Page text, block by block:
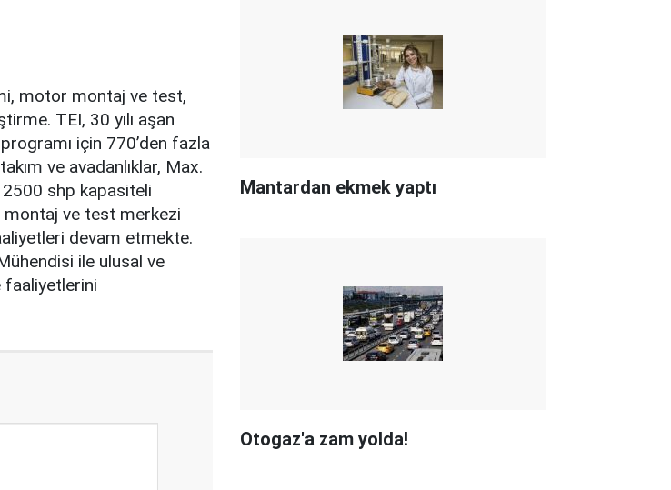
motor montaj ve test,
TEI, 30 yılı aşan
için 770’den fazla
ve avadanlıklar, Max.
shp kapasiteli
ve test merkezi
devam etmekte.
ile ulusal ve
faaliyetlerini
Mantardan ekmek yaptı
Otogaz'a zam yolda!